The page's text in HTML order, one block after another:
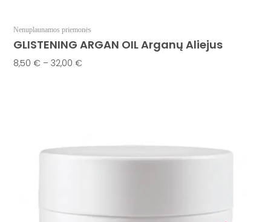
Nenuplaunamos priemonės
GLISTENING ARGAN OIL Arganų Aliejus
8,50€ – 32,00€